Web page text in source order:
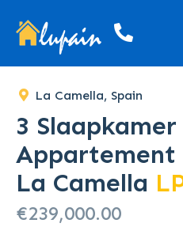
La Camella, Spain
3 Slaapkamer
Appartement
La Camella
€239,000.00